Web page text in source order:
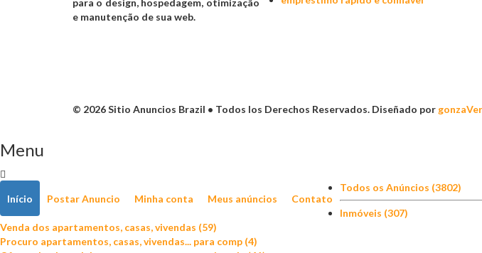
para o design, hospedagem, otimização
e manutenção de sua web.
© 2026 Sitio Anuncios Brazil • Todos los Derechos Reservados. Diseñado por
Menu
Início Postar Anuncio Minha conta Meus anúncios Contato
Todos os Anúncios (3802)
Inmóveis (307)
Venda dos apartamentos, casas, vivendas (59)
Procuro apartamentos, casas, vivendas... para comp (4)